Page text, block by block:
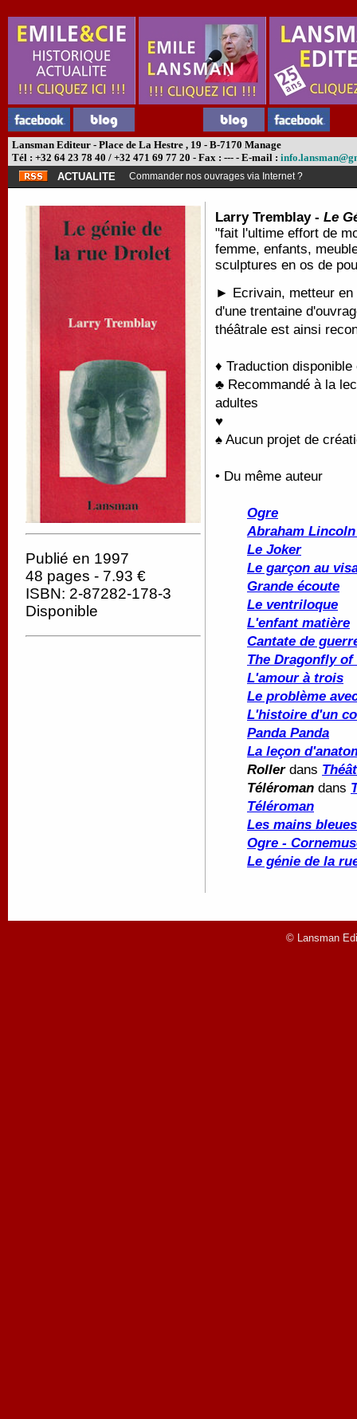
Lansman Editeur - Place de La Hestre , 19 - B-7170 Manage
Tél : +32 64 23 78 40 / +32 471 69 77 20 - Fax : --- - E-mail :
ACTUALITE
Commander nos ouvrages via Internet ?
Publié en 1997
48 pages - 7.93 €
ISBN: 2-87282-178-3
Disponible
Larry Tremblay - Le
"fait l'ultime effort de
femme, enfants,
sculptures en os de
► Ecrivain, metteur en
d'une trentaine
théâtrale est ainsi
♦ Traduction
♣ Recommandé à la
adultes
♥
♠ Aucun projet de
• Du même auteur
Ogre
Abraham
Le Joker
Le garçon au
Grande écoute
Le ventriloque
L'enfant matière
Cantate de
The Dragonfly
L'amour à trois
Le problème
L'histoire d'un
Panda Panda
La leçon
Rollerdans
Téléroman dans
Téléroman
Les mains bleues
Ogre -
Le génie de la
© Lansman